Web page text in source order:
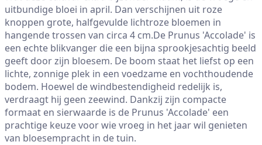
uitbundige bloei in april. Dan verschijnen uit roze
knoppen grote, halfgevulde lichtroze bloemen in
hangende trossen van circa 4 cm.De Prunus 'Accolade' is
een echte blikvanger die een bijna sprookjesachtig beeld
geeft door zijn bloesem. De boom staat het liefst op een
lichte, zonnige plek in een voedzame en vochthoudende
bodem. Hoewel de windbestendigheid redelijk is,
verdraagt hij geen zeewind. Dankzij zijn compacte
formaat en sierwaarde is de Prunus 'Accolade' een
prachtige keuze voor wie vroeg in het jaar wil genieten
van bloesempracht in de tuin.